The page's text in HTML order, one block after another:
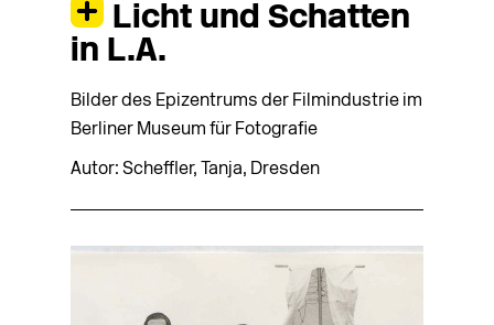
Licht und Schatten
in L.A.
Bilder des Epizentrums der Filmindustrie im
Berliner Museum für Fotografie
Autor: Scheffler, Tanja, Dresden